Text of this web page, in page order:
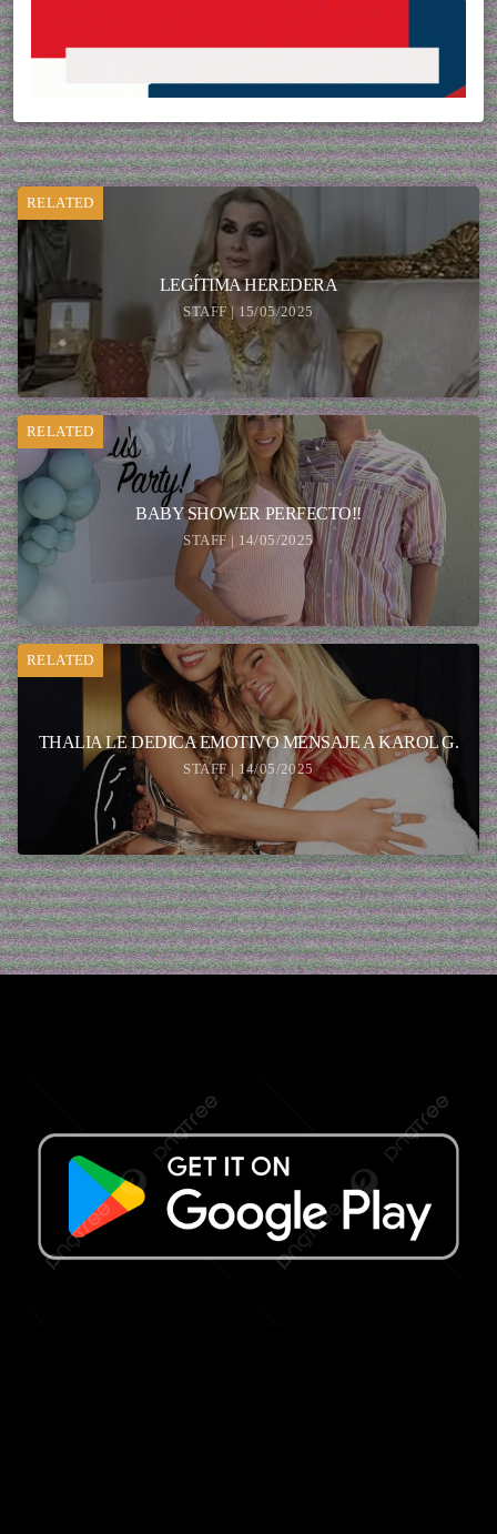
RELATED
LEGÍTIMA HEREDERA
STAFF | 15/05/2025
RELATED
BABY SHOWER PERFECTO!!
STAFF | 14/05/2025
RELATED
THALIA LE DEDICA EMOTIVO MENSAJE A KAROL G.
STAFF | 14/05/2025